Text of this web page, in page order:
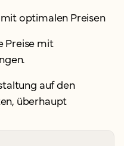
optimalen Preisen
Preise mit
auf den
überhaupt